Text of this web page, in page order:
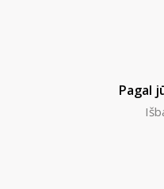
Pagal